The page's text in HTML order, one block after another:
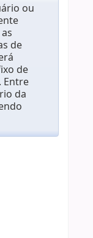
ou
de
de
Entre
da